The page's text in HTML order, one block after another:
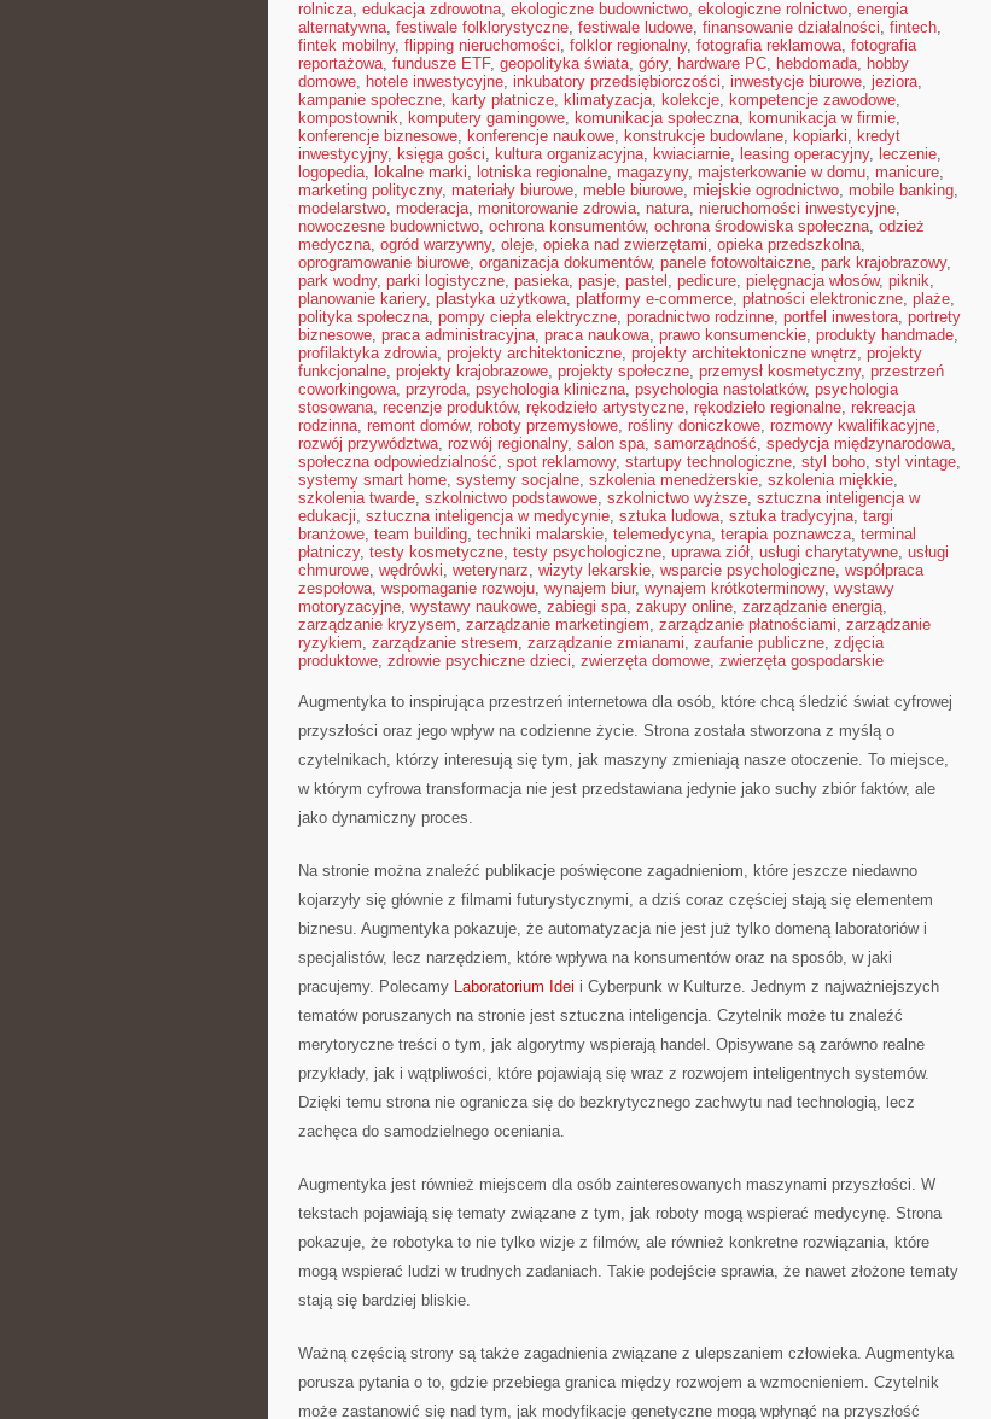
rolnicza, edukacja zdrowotna, ekologiczne budownictwo, ekologiczne rolnictwo, energia
alternatywna, festiwale folklorystyczne, festiwale ludowe, finansowanie działalności, fintech,
fintek mobilny, flipping nieruchomości, folklor regionalny, fotografia reklamowa, fotografia
reportażowa, fundusze ETF, geopolityka świata, góry, hardware PC, hebdomada, hobby
domowe, hotele inwestycyjne, inkubatory przedsiębiorczości, inwestycje biurowe, jeziora,
kampanie społeczne, karty płatnicze, klimatyzacja, kolekcje, kompetencje zawodowe,
kompostownik, komputery gamingowe, komunikacja społeczna, komunikacja w firmie,
konferencje biznesowe, konferencje naukowe, konstrukcje budowlane, kopiarki, kredyt
inwestycyjny, księga gości, kultura organizacyjna, kwiaciarnie, leasing operacyjny, leczenie,
logopedia, lokalne marki, lotniska regionalne, magazyny, majsterkowanie w domu, manicure,
marketing polityczny, materiały biurowe, meble biurowe, miejskie ogrodnictwo, mobile banking,
modelarstwo, moderacja, monitorowanie zdrowia, natura, nieruchomości inwestycyjne,
nowoczesne budownictwo, ochrona konsumentów, ochrona środowiska społeczna, odzież
medyczna, ogród warzywny, oleje, opieka nad zwierzętami, opieka przedszkolna,
oprogramowanie biurowe, organizacja dokumentów, panele fotowoltaiczne, park krajobrazowy,
park wodny, parki logistyczne, pasieka, pasje, pastel , pedicure, pielęgnacja włosów, piknik,
planowanie kariery, plastyka użytkowa, platformy e-commerce, płatności elektroniczne, plaże,
polityka społeczna, pompy ciepła elektryczne, poradnictwo rodzinne, portfel inwestora, portrety
biznesowe, praca administracyjna, praca naukowa, prawo konsumenckie, produkty handmade,
profilaktyka zdrowia, projekty architektoniczne, projekty architektoniczne wnętrz, projekty
funkcjonalne, projekty krajobrazowe, projekty społeczne, przemysł kosmetyczny, przestrzeń
coworkingowa, przyroda, psychologia kliniczna, psychologia nastolatków, psychologia
stosowana, recenzje produktów, rękodzieło artystyczne, rękodzieło regionalne, rekreacja
rodzinna, remont domów, roboty przemysłowe, rośliny doniczkowe, rozmowy kwalifikacyjne,
rozwój przywództwa, rozwój regionalny, salon spa, samorządność, spedycja międzynarodowa,
społeczna odpowiedzialność, spot reklamowy, startupy technologiczne, styl boho, styl vintage,
systemy smart home, systemy socjalne, szkolenia menedżerskie, szkolenia miękkie,
szkolenia twarde, szkolnictwo podstawowe, szkolnictwo wyższe, sztuczna inteligencja w
edukacji, sztuczna inteligencja w medycynie, sztuka ludowa, sztuka tradycyjna, targi
branżowe, team building, techniki malarskie, telemedycyna, terapia poznawcza, terminal
płatniczy, testy kosmetyczne, testy psychologiczne, uprawa ziół, usługi charytatywne, usługi
chmurowe, wędrówki, weterynarz, wizyty lekarskie, wsparcie psychologiczne, współpraca
zespołowa, wspomaganie rozwoju, wynajem biur, wynajem krótkoterminowy, wystawy
motoryzacyjne, wystawy naukowe, zabiegi spa, zakupy online, zarządzanie energią,
zarządzanie kryzysem, zarządzanie marketingiem, zarządzanie płatnościami, zarządzanie
ryzykiem, zarządzanie stresem, zarządzanie zmianami, zaufanie publiczne, zdjęcia
produktowe, zdrowie psychiczne dzieci, zwierzęta domowe, zwierzęta gospodarskie
Augmentyka to inspirująca przestrzeń internetowa dla osób, które chcą śledzić świat cyfrowej
przyszłości oraz jego wpływ na codzienne życie. Strona została stworzona z myślą o
czytelnikach, którzy interesują się tym, jak maszyny zmieniają nasze otoczenie. To miejsce,
w którym cyfrowa transformacja nie jest przedstawiana jedynie jako suchy zbiór faktów, ale
jako dynamiczny proces.
Na stronie można znaleźć publikacje poświęcone zagadnieniom, które jeszcze niedawno
kojarzyły się głównie z filmami futurystycznymi, a dziś coraz częściej stają się elementem
biznesu. Augmentyka pokazuje, że automatyzacja nie jest już tylko domeną laboratoriów i
specjalistów, lecz narzędziem, które wpływa na konsumentów oraz na sposób, w jaki
pracujemy. Polecamy Laboratorium Idei i Cyberpunk w Kulturze. Jednym z najważniejszych
tematów poruszanych na stronie jest sztuczna inteligencja. Czytelnik może tu znaleźć
merytoryczne treści o tym, jak algorytmy wspierają handel. Opisywane są zarówno realne
przykłady, jak i wątpliwości, które pojawiają się wraz z rozwojem inteligentnych systemów.
Dzięki temu strona nie ogranicza się do bezkrytycznego zachwytu nad technologią, lecz
zachęca do samodzielnego oceniania.
Augmentyka jest również miejscem dla osób zainteresowanych maszynami przyszłości. W
tekstach pojawiają się tematy związane z tym, jak roboty mogą wspierać medycynę. Strona
pokazuje, że robotyka to nie tylko wizje z filmów, ale również konkretne rozwiązania, które
mogą wspierać ludzi w trudnych zadaniach. Takie podejście sprawia, że nawet złożone tematy
stają się bardziej bliskie.
Ważną częścią strony są także zagadnienia związane z ulepszaniem człowieka. Augmentyka
porusza pytania o to, gdzie przebiega granica między rozwojem a wzmocnieniem. Czytelnik
może zastanowić się nad tym, jak modyfikacje genetyczne mogą wpłynąć na przyszłość